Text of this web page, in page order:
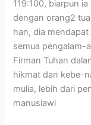
119:100, biarpun
dengan orang2
han, dia
semua pengalam-
Firman Tuhan
hikmat dan kebe-
mulia, lebih dari
manusiawi